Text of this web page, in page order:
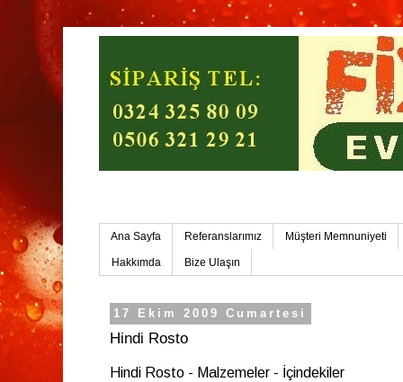
Ana Sayfa Referanslarımız Müşteri Memnuniyeti
Hakkımda Bize Ulaşın
17 Ekim 2009 Cumartesi
Hindi Rosto
Hindi Rosto - Malzemeler - İçindekiler